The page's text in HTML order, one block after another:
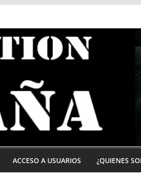
ACCESO A USUARIOS ¿QUIENES